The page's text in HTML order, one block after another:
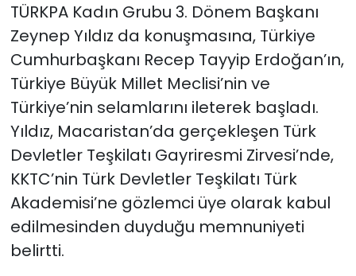
TÜRKPA Kadın Grubu 3. Dönem Başkanı
Zeynep Yıldız da konuşmasına, Türkiye
Cumhurbaşkanı Recep Tayyip Erdoğan’ın,
Türkiye Büyük Millet Meclisi’nin ve
Türkiye’nin selamlarını ileterek başladı.
Yıldız, Macaristan’da gerçekleşen Türk
Devletler Teşkilatı Gayriresmi Zirvesi’nde,
KKTC’nin Türk Devletler Teşkilatı Türk
Akademisi’ne gözlemci üye olarak kabul
edilmesinden duyduğu memnuniyeti
belirtti.